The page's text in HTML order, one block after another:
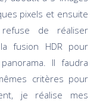
pixels et ensuite
de réaliser
fusion HDR pour
Il faudra
critères pour
je réalise mes